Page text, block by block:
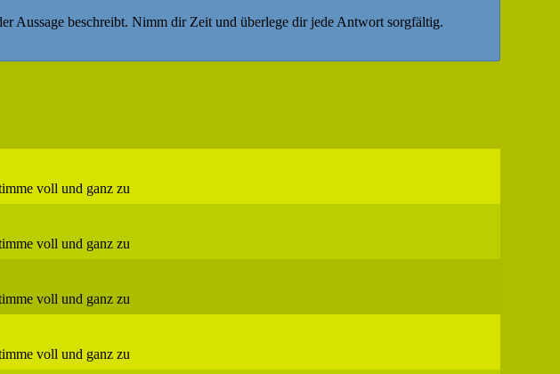
Aussage beschreibt. Nimm dir Zeit und überlege dir jede Antwort sorgfältig.
voll und ganz zu
voll und ganz zu
voll und ganz zu
voll und ganz zu